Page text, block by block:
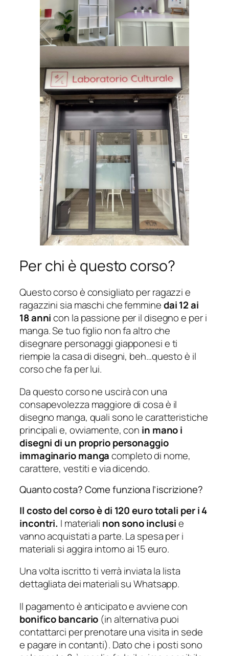
Per chi è questo corso?
Questo corso è consigliato per ragazzi e
ragazzini sia maschi che femminedai 12 ai
18 annicon la passione per il disegno e per i
manga. Se tuo figlio non fa altro che
disegnare personaggi giapponesi e ti
riempie la casa di disegni, beh…questo è il
corso che fa per lui.
Da questo corso ne uscirà con una
consapevolezza maggiore di cosa è il
disegno manga, quali sono le caratteristiche
principali e, ovviamente, con in mano i
disegni di un proprio personaggio
immaginario mangacompleto di nome,
carattere, vestiti e via dicendo.
Quanto costa? Come funziona l’iscrizione?
Il costo del corso è di 120 euro totali per i 4
incontri. I materiali non sono inclusie
vanno acquistati a parte. La spesa per i
materiali si aggira intorno ai 15 euro.
Una volta iscritto ti verrà inviata la lista
dettagliata dei materiali su Whatsapp.
Il pagamento è anticipato e avviene con
bonifico bancario (in alternativa puoi
contattarci per prenotare una visita in sede
e pagare in contanti). Dato che i posti sono